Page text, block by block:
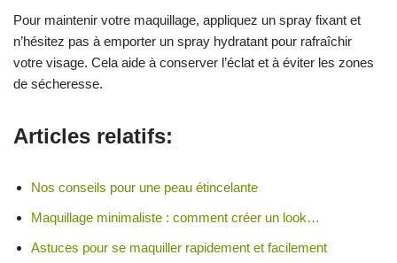
Pour maintenir votre maquillage, appliquez un spray fixant et
n’hésitez pas à emporter un spray hydratant pour rafraîchir
votre visage. Cela aide à conserver l’éclat et à éviter les zones
de sécheresse.
Articles relatifs:
Nos conseils pour une peau étincelante
Maquillage minimaliste : comment créer un look…
Astuces pour se maquiller rapidement et facilement